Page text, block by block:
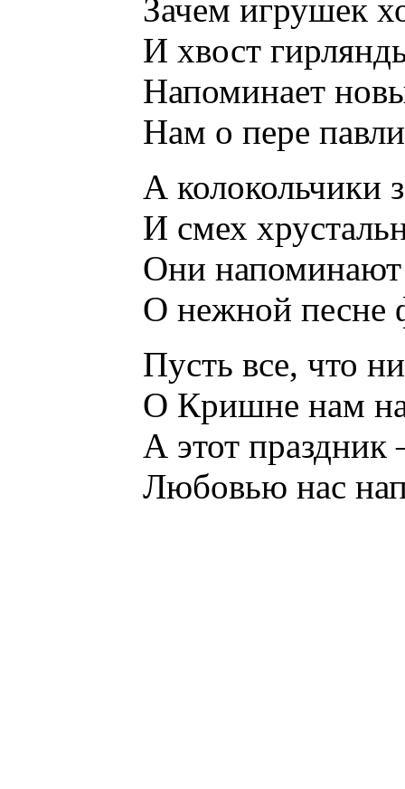
Зачем игрушек
И хвост
Напоминает
Нам о пере
А колокольчики
И смех
Они напоминают
О нежной песне
Пусть все, что
О Кришне нам
А этот праздник
Любовью нас